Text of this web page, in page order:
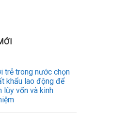
trẻ trong nước chọn
khẩu lao động để
lũy vốn và kinh